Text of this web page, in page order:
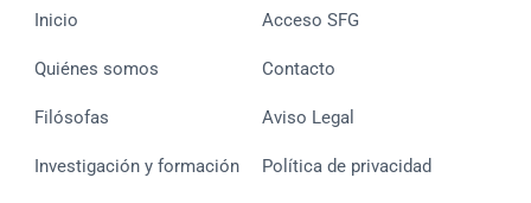
Inicio
Quiénes somos
Filósofas
Investigación y formación
Acceso SFG
Contacto
Aviso Legal
Política de privacidad